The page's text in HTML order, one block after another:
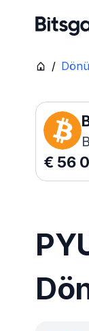
/
€ 56